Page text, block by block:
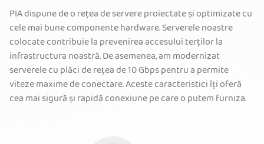
PIA dispune de o rețea de servere proiectate și optimizate cu
cele mai bune componente hardware. Serverele noastre
colocate contribuie la prevenirea accesului terților la
infrastructura noastră. De asemenea, am modernizat
serverele cu plăci de rețea de 10 Gbps pentru a permite
viteze maxime de conectare. Aceste caracteristici îți oferă
cea mai sigură și rapidă conexiune pe care o putem furniza.